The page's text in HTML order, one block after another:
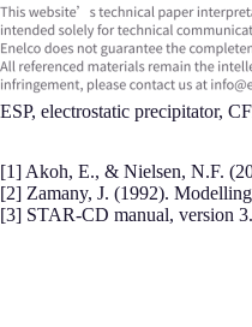
ESP, electrostatic precipitator,
[1] Akoh, E., & Nielsen, N.F.
[2] Zamany, J. (1992).
[3] STAR-CD manual, version